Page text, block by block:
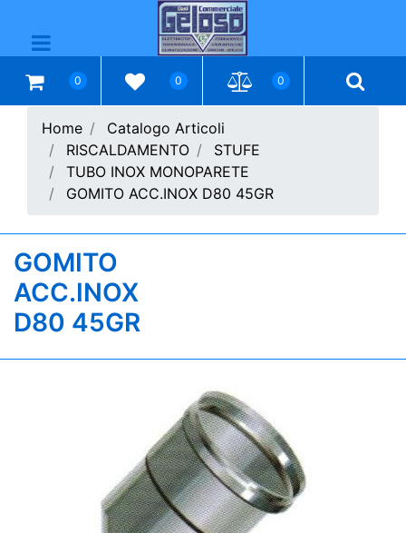
Open menu
0 0 0
Home
Catalogo Articoli
RISCALDAMENTO
STUFE
TUBO INOX MONOPARETE
GOMITO ACC.INOX D80 45GR
GOMITO
ACC.INOX
D80 45GR